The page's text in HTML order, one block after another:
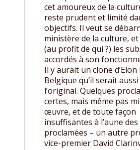
cet amoureux de la
reste prudent et limité
objectifs. Il veut se
ministère de la culture,
(au profit de qui ?) les
accordés à son
Il y aurait un clone
Belgique qu’il serait
l’original. Quelques
certes, mais même pas
œuvre, et de toute façon
insuffisantes à l’aune
proclamées – un autre
vice-premier David